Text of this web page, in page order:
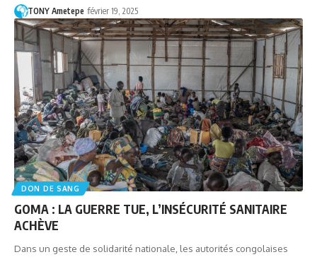
TONY Ametepe février 19, 2025
DON DE SANG
GOMA : LA GUERRE TUE, L’INSÉCURITÉ SANITAIRE
ACHÈVE
Dans un geste de solidarité nationale, les autorités congolaises